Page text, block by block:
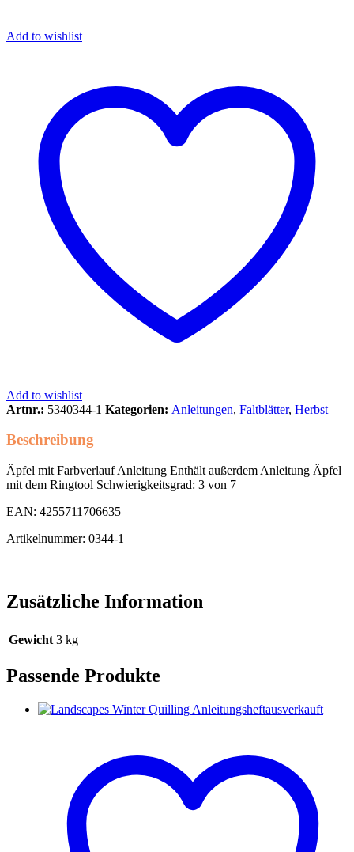
Add to wishlist
Add to wishlist
Artnr.: 5340344-1 Kategorien: Anleitungen, Faltblätter, Herbst
Beschreibung
Äpfel mit Farbverlauf Anleitung Enthält außerdem Anleitung Äpfel
mit dem Ringtool Schwierigkeitsgrad: 3 von 7
EAN: 4255711706635
Artikelnummer: 0344-1
Zusätzliche Information
Gewicht 3 kg
Passende Produkte
ausverkauft